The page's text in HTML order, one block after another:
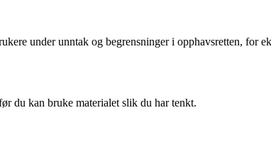
under unntak og begrensninger i opphavsretten, for
du kan bruke materialet slik du har tenkt.